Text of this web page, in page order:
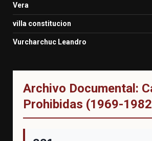
Vera
villa constitucion
Vurcharchuc Leandro
Archivo Documental:
Prohibidas (1969-